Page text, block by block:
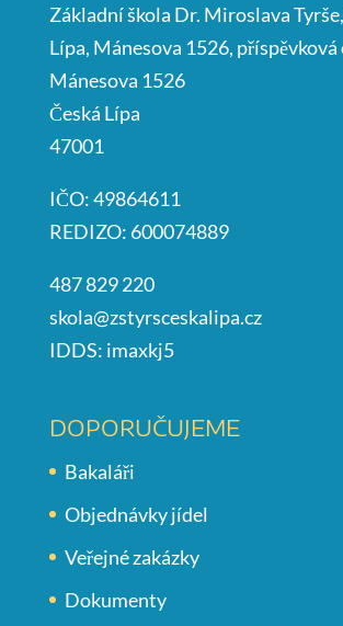
Základní škola Dr. Miroslava
Lípa, Mánesova 1526, příspěvková
Mánesova 1526
Česká Lípa
47001
IČO: 49864611
REDIZO: 600074889
487 829 220
skola@zstyrsceskalipa.cz
IDDS: imaxkj5
DOPORUČUJEME
Bakaláři
Objednávky jídel
Veřejné zakázky
Dokumenty